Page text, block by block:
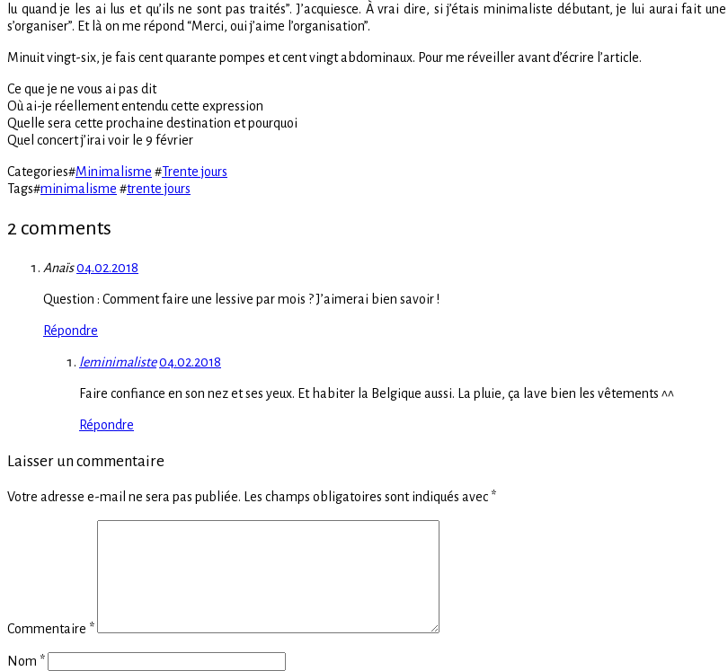
lu quand je les ai lus et qu’ils ne sont pas traités”. J’acquiesce. À vrai dire, si j’étais minimaliste débutant, je lui aurai fait
s’organiser”. Et là on me répond “Merci, oui j’aime l’organisation”.
Minuit vingt-six, je fais cent quarante pompes et cent vingt abdominaux. Pour me réveiller avant d’écrire l’article.
Ce que je ne vous ai pas dit
Où ai-je réellement entendu cette expression
Quelle sera cette prochaine destination et pourquoi
Quel concert j’irai voir le 9 février
Categories#Minimalisme #Trente jours
Tags#minimalisme #trente jours
2 comments
Anaïs04.02.2018
Question : Comment faire une lessive par mois ? J’aimerai bien savoir !
Répondre
leminimaliste04.02.2018
Faire confiance en son nez et ses yeux. Et habiter la Belgique aussi. La pluie, ça lave bien les vêtements ^^
Répondre
Laisser un commentaire
Votre adresse e-mail ne sera pas publiée. Les champs obligatoires sont indiqués avec *
Commentaire *
Nom *